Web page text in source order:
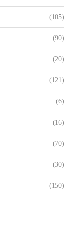
(105)
(90)
(20)
(121)
(6)
(16)
(70)
(30)
(150)